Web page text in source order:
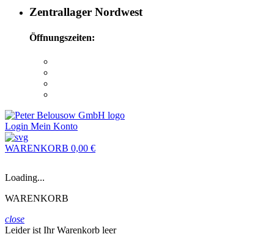
Zentrallager Nordwest
Öffnungszeiten:
Login Mein Konto
WARENKORB 0,00 €
Loading...
WARENKORB
close
Leider ist Ihr Warenkorb leer